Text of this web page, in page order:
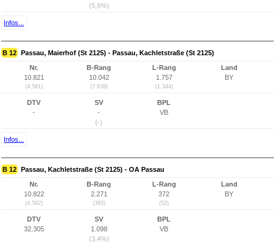
(5,6%)
Infos...
B 12 Passau, Maierhof (St 2125) - Passau, Kachletstraße (St 2125)
Nr.
10.821
(4.581)
B-Rang
10.042
(7.638)
L-Rang
1.757
(1.344)
Land
BY
DTV
-
SV
-
(-)
BPL
VB
Infos...
B 12 Passau, Kachletstraße (St 2125) - OA Passau
Nr.
10.822
(4.582)
B-Rang
2.271
(365)
L-Rang
372
(52)
Land
BY
DTV
32.305
SV
1.098
(3,4%)
BPL
VB